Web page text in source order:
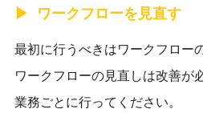
ワークフローを見直す
最初に行うべきはワークフロー
ワークフローの見直しは改善が
業務ごとに行ってください。